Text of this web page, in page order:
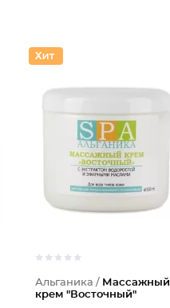
Альганика / Массажный
крем "Восточный"